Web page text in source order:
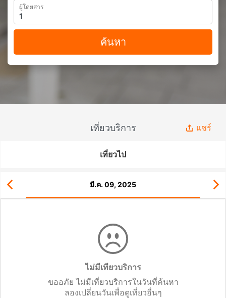
ผู้โดยสาร
ค้นหา
เที่ยวบริการ แชร์
เที่ยวไป
มี.ค. 09, 2025
ไม่มีเทียวบริการ
ขออภัย ไม่มีเที่ยวบริการในวันที่ค้นหา
ลองเปลี่ยนวันเพื่อดูเที่ยวอื่นๆ